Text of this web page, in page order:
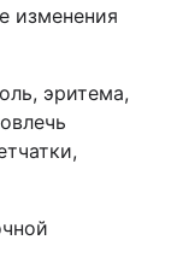
изменения
эритема,